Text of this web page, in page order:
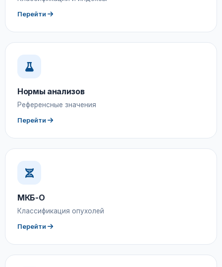
Перейти
Нормы анализов
Референсные значения
Перейти
МКБ-О
Классификация опухолей
Перейти